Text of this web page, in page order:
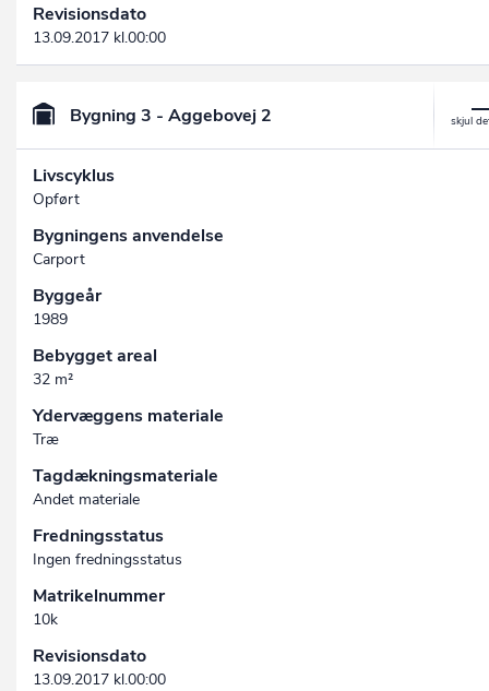
Revisionsdato
13.09.2017 kl.00:00
Bygning 3 - Aggebovej 2
Livscyklus
Opført
Bygningens anvendelse
Carport
Byggeår
1989
Bebygget areal
32 m²
Ydervæggens materiale
Træ
Tagdækningsmateriale
Andet materiale
Fredningsstatus
Ingen fredningsstatus
Matrikelnummer
10k
Revisionsdato
13.09.2017 kl.00:00